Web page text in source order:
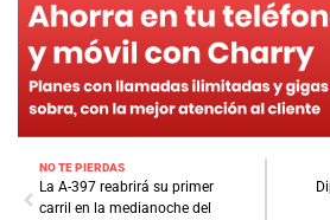
NO TE PIERDAS
La A-397 reabrirá su primer
carril en la medianoche del